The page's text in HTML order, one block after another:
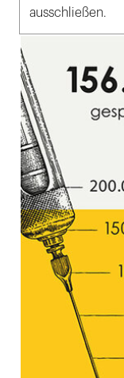
ausschließen.